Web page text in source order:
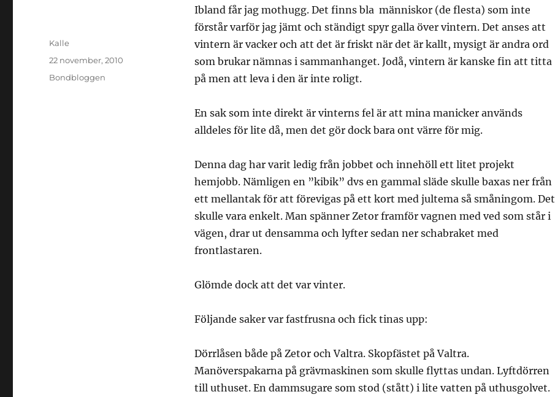
Ibland får jag mothugg. Det finns bla människor (de flesta) som inte
förstår varför jag jämt och ständigt spyr galla över vintern. Det anses att
vintern är vacker och att det är friskt när det är kallt, mysigt är andra ord
som brukar nämnas i sammanhanget. Jodå, vintern är kanske fin att titta
på men att leva i den är inte roligt.
En sak som inte direkt är vinterns fel är att mina manicker används
alldeles för lite då, men det gör dock bara ont värre för mig.
Denna dag har varit ledig från jobbet och innehöll ett litet projekt
hemjobb. Nämligen en ”kibik” dvs en gammal släde skulle baxas ner från
ett mellantak för att förevigas på ett kort med jultema så småningom. Det
skulle vara enkelt. Man spänner Zetor framför vagnen med ved som står i
vägen, drar ut densamma och lyfter sedan ner schabraket med
frontlastaren.
Glömde dock att det var vinter.
Följande saker var fastfrusna och fick tinas upp:
Dörrlåsen både på Zetor och Valtra. Skopfästet på Valtra.
Manöverspakarna på grävmaskinen som skulle flyttas undan. Lyftdörren
till uthuset. En dammsugare som stod (stått) i lite vatten på uthusgolvet.
Författare
Kalle
Publicerat
22 november, 2010
Kategorier
Bondbloggen